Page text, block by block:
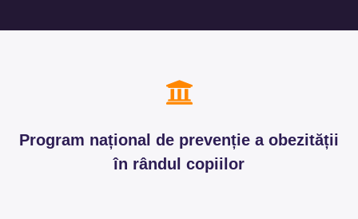
Program național de prevenție a obezității
în rândul copiilor